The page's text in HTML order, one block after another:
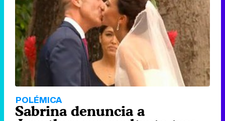
POLÉMICA
Sabrina denuncia a